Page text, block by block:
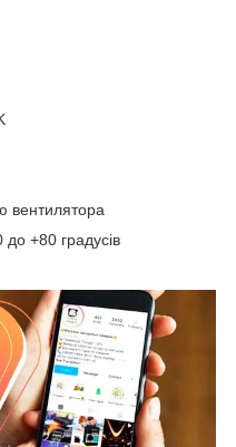
вентилятора
+80 градусів